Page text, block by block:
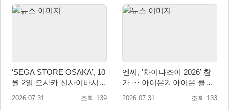
‘SEGA STORE OSAKA’, 10
월 2일 오사카 신사이바시에
개점
2026.07.31 조회 139
엔씨, ‘차이나조이 2026’ 참
가 ··· 아이온2, 아이온 클래
식 2종 출품
2026.07.31 조회 133